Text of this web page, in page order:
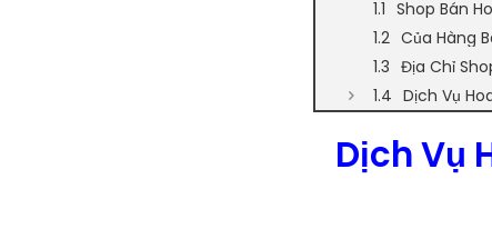
Shop Bán
Của Hàng
Địa Chỉ
Dịch Vụ
Dịch Vụ